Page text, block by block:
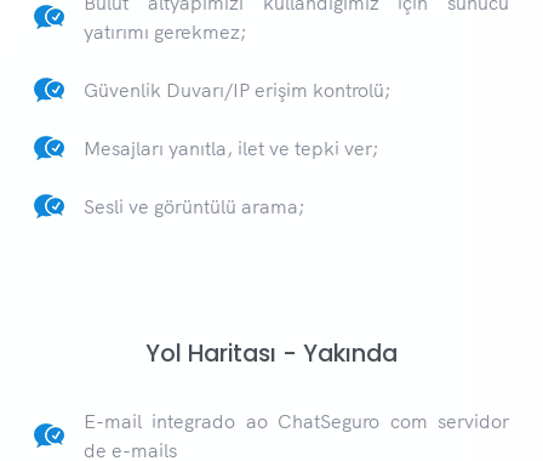
yatırımı gerekmez;
Güvenlik Duvarı/IP erişim kontrolü;
Mesajları yanıtla, ilet ve tepki ver;
Sesli ve görüntülü arama;
Yol Haritası - Yakında
E-mail integrado ao ChatSeguro com servidor
de e-mails